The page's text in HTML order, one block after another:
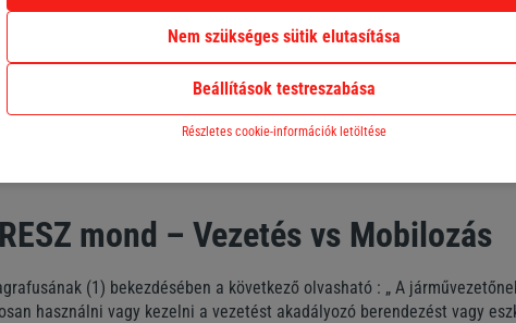
reakcióképesség
zavaró tényezők kombinációja jelentősen csökkenti a vezető
a korrekciós intézkedések megtételéhez szükséges idő drasztikusan
ami nemcsak a járművezetőt, hanem a közlekedés többi
együttesen súlyos és megelőzhető balesetekhez vezethetnek.
mond – Vezetés vs Mobilozás
(1) bekezdésében a következő olvasható : „ A
használni vagy kezelni a vezetést akadályozó berendezést vagy
Nem szükséges sütik elutasítása
Beállítások testreszabása
Részletes cookie-információk letöltése